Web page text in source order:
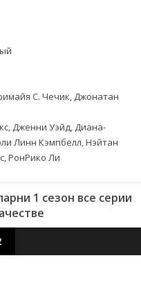
С. Чечик, Джонатан
Дженни Уэйд, Диана-
Линн Кэмпбелл, Нэйтан
РонРико Ли
1 сезон все серии